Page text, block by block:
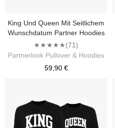
King Und Queen Mit Seitlichem
Wunschdatum Partner Hoodies
★★★★★(71)
Partnerlook Pullover & Hoodies
59,90 €